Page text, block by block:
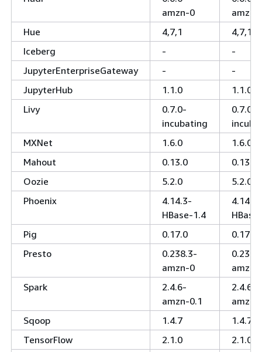
amzn-0
amzn-
Hue
4,7,1
4,7,1
Iceberg
-
-
JupyterEnterpriseGateway
-
-
JupyterHub
1.1.0
1.1.0
Livy
0.7.0-
incubating
0.7.0-
MXNet
1.6.0
1.6.0
Mahout
0.13.0
0.13.0
Oozie
5.2.0
5.2.0
Phoenix
4.14.3-
HBase-1.4
4.14.3-
Pig
0.17.0
0.17.0
Presto
0.238.3-
amzn-0
amzn-
Spark
2.4.6-
amzn-0.1
2.4.6-
amzn-
Sqoop
1.4.7
1.4.7
TensorFlow
2.1.0
2.1.0